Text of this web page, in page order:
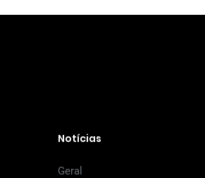
Notícias
Geral